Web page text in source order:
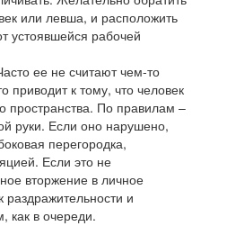
или левша, и расположить
устоявшейся рабочей
ее не считают чем-то
приводит к тому, что человек
пространства. По правилам –
руки. Если оно нарушено,
перегородка,
Если это не
вторжение в личное
раздражительности и
как в очереди.